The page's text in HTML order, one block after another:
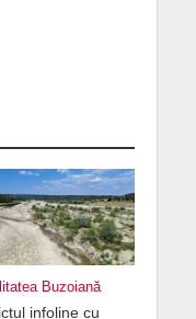
Buzoiană
infoline cu